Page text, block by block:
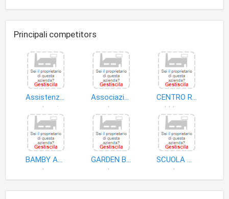
Principali competitors
Assistenza All'infanzia Bamby S.n.c. di Madau Piera e C
Associazione Albero Azzurro
CENTRO REGIONALE FORMAZIONE PROFESSIONALE
BAMBY ASSISTENZA ALL'INFANZIA
GARDEN BABY SNC
SCUOLA MATERNA LINUS DI CECHETTI SILVANA